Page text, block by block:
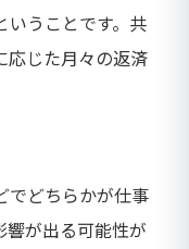
いうことです。共
応じた月々の返済
でどちらかが仕事
響が出る可能性が